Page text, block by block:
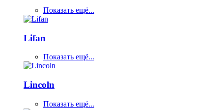
Показать ещё...
Lifan
Показать ещё...
Lincoln
Показать ещё...